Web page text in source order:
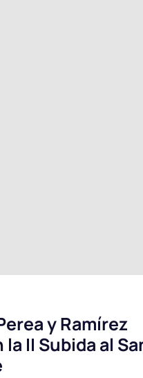
y Ramírez
la II Subida al